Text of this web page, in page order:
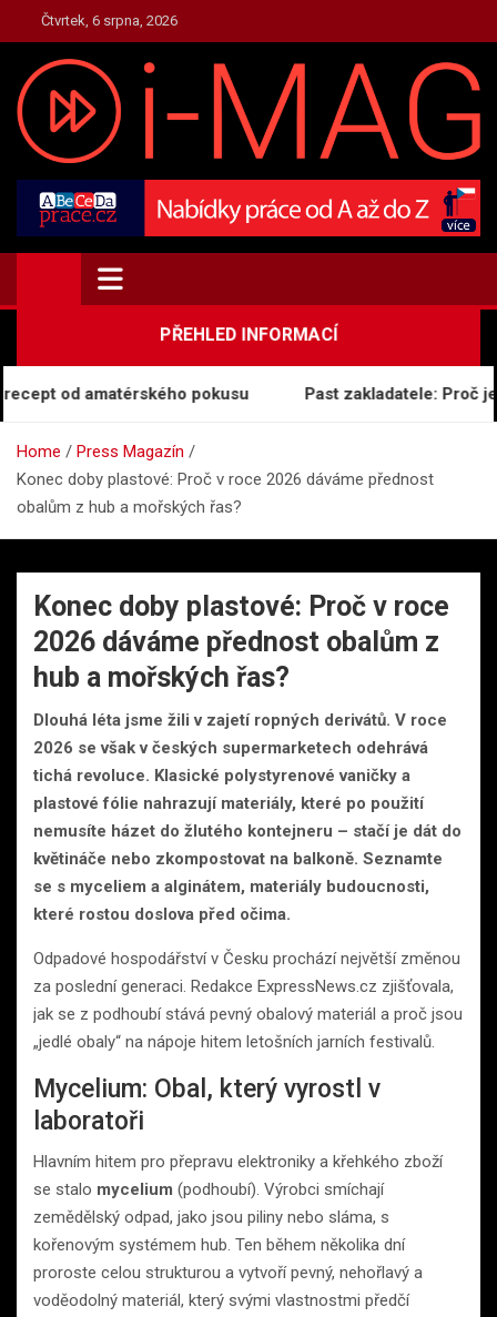
to
content
Čtvrtek, 6 srpna, 2026
TOP.I-MAG.CZ
Magazín Zpravodajství
PŘEHLED INFORMACÍ
od amatérského pokusu Past zakladatele: Proč je
Home
Press Magazín
Konec doby plastové: Proč v roce 2026 dáváme přednost
obalům z hub a mořských řas?
Konec doby plastové: Proč v roce
2026 dáváme přednost obalům z
hub a mořských řas?
Dlouhá léta jsme žili v zajetí ropných derivátů. V roce
2026 se však v českých supermarketech odehrává
tichá revoluce. Klasické polystyrenové vaničky a
plastové fólie nahrazují materiály, které po použití
nemusíte házet do žlutého kontejneru – stačí je dát do
květináče nebo zkompostovat na balkoně. Seznamte
se s myceliem a alginátem, materiály budoucnosti,
které rostou doslova před očima.
Odpadové hospodářství v Česku prochází největší změnou
za poslední generaci. Redakce ExpressNews.cz zjišťovala,
jak se z podhoubí stává pevný obalový materiál a proč jsou
„jedlé obaly“ na nápoje hitem letošních jarních festivalů.
Mycelium: Obal, který vyrostl v
laboratoři
Hlavním hitem pro přepravu elektroniky a křehkého zboží
se stalo mycelium (podhoubí). Výrobci smíchají
zemědělský odpad, jako jsou piliny nebo sláma, s
kořenovým systémem hub. Ten během několika dní
proroste celou strukturou a vytvoří pevný, nehořlavý a
voděodolný materiál, který svými vlastnostmi předčí